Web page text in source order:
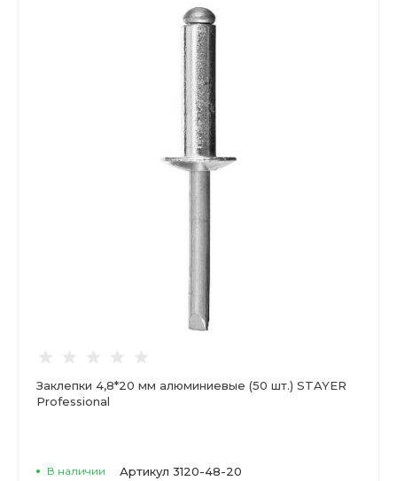
Заклепки 4,8*20 мм алюминиевые (50 шт.) STAYER
Professional
В наличии Артикул 3120-48-20